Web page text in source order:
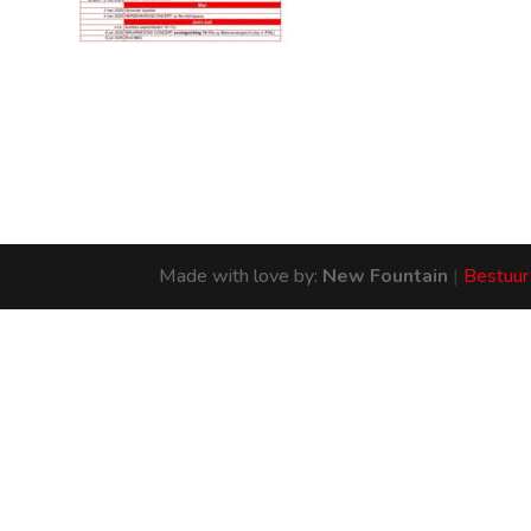
Made with love by: New Fountain |